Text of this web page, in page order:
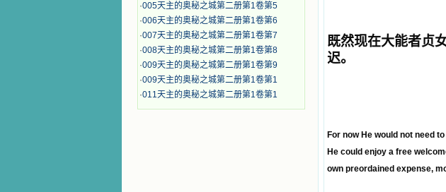
·005天主的奥秘之城第二册第1卷第5
·006天主的奥秘之城第二册第1卷第6
·007天主的奥秘之城第二册第1卷第7
·008天主的奥秘之城第二册第1卷第8
·009天主的奥秘之城第二册第1卷第9
·009天主的奥秘之城第二册第1卷第1
·011天主的奥秘之城第二册第1卷第1
既然现在大能者贞
迟。
For now He would not need
He could enjoy a free
own preordained expense,